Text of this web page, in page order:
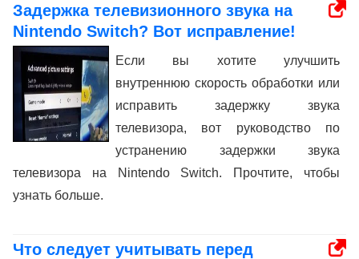
Задержка телевизионного звука на
Nintendo Switch? Вот исправление!
Если вы хотите улучшить
внутреннюю скорость обработки или
исправить задержку звука
телевизора, вот руководство по
устранению задержки звука
телевизора на Nintendo Switch. Прочтите, чтобы
узнать больше.
Что следует учитывать перед